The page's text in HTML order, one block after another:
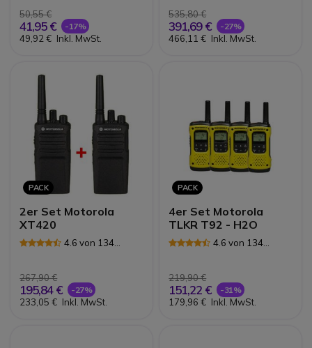
50,55 €
41,95 € -17%
49,92 € Inkl. MwSt.
535,80 €
391,69 € -27%
466,11 € Inkl. MwSt.
PACK
2er Set Motorola
XT420
4.6 von 134
267,90 €
195,84 € -27%
233,05 € Inkl. MwSt.
PACK
4er Set Motorola
TLKR T92 - H2O
4.6 von 134
219,90 €
151,22 € -31%
179,96 € Inkl. MwSt.